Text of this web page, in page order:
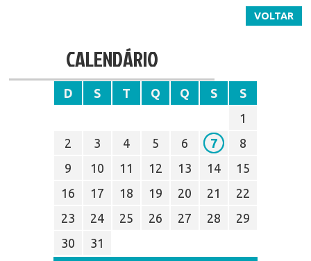
VOLTAR
CALENDÁRIO
D S T Q Q S
S
1
2
3 4 5 6 7
8
9
10 11 12 13 14
15
16
17 18 19 20 21
22
23
24 25 26 27 28
29
30
31